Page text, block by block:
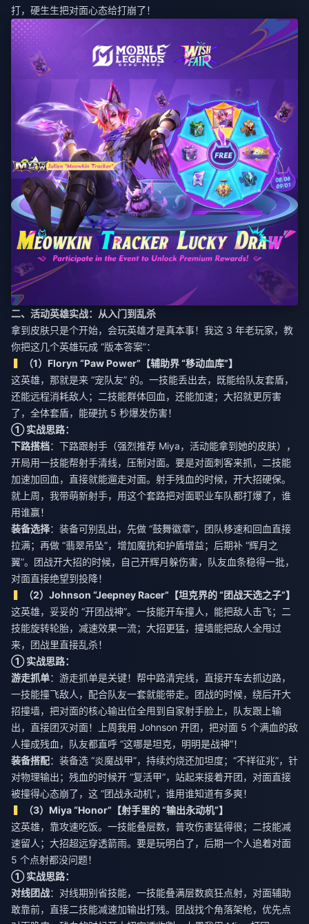
打，硬生生把对面心态给打崩了！
二、活动英雄实战：从入门到乱杀
拿到皮肤只是个开始，会玩英雄才是真本事！我这 3 年老玩家，教
你把这几个英雄玩成 “版本答案”：
（1）Floryn “Paw Power”【辅助界 “移动血库”】
这英雄，那就是来 “宠队友” 的。一技能丢出去，既能给队友套盾，
还能远程消耗敌人；二技能群体回血，还能加速；大招就更厉害
了，全体套盾，能硬抗 5 秒爆发伤害！
① 实战思路：
下路搭档：下路跟射手（强烈推荐 Miya，活动能拿到她的皮肤），
开局用一技能帮射手清线，压制对面。要是对面刺客来抓，二技能
加速加回血，直接就能遛走对面。射手残血的时候，开大招硬保。
就上周，我带萌新射手，用这个套路把对面职业车队都打爆了，谁
用谁赢！
装备选择：装备可别乱出，先做 “鼓舞徽章”，团队移速和回血直接
拉满；再做 “翡翠吊坠”，增加魔抗和护盾增益；后期补 “辉月之
翼”。团战开大招的时候，自己开辉月躲伤害，队友血条稳得一批，
对面直接绝望到投降！
（2）Johnson “Jeepney Racer”【坦克界的 “团战天选之子”】
这英雄，妥妥的 “开团战神”。一技能开车撞人，能把敌人击飞；二
技能旋转轮胎，减速效果一流；大招更猛，撞墙能把敌人全甩过
来，团战里直接乱杀！
① 实战思路：
游走抓单：游走抓单是关键！帮中路清完线，直接开车去抓边路，
一技能撞飞敌人，配合队友一套就能带走。团战的时候，绕后开大
招撞墙，把对面的核心输出位全甩到自家射手脸上，队友跟上输
出，直接团灭对面！上周我用 Johnson 开团，把对面 5 个满血的敌
人撞成残血，队友都直呼 “这哪是坦克，明明是战神”！
装备搭配：装备选 “炎魔战甲”，持续灼烧还加坦度；“不祥征兆”，针
对物理输出；残血的时候开 “复活甲”，站起来接着开团，对面直接
被撞得心态崩了，这 “团战永动机”，谁用谁知道有多爽！
（3）Miya “Honor”【射手里的 “输出永动机”】
这英雄，靠攻速吃饭。一技能叠层数，普攻伤害猛得很；二技能减
速留人；大招超远穿透箭雨。要是玩明白了，后期一个人追着对面
5 个点射都没问题！
① 实战思路：
对线团战：对线期别省技能，一技能叠满层数疯狂点射，对面辅助
敢靠前，直接二技能减速加输出打残。团战找个角落架枪，优先点